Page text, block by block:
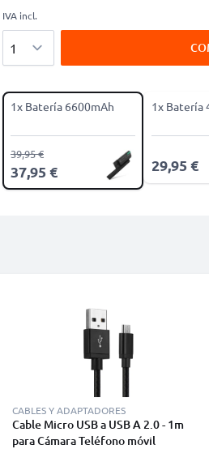
IVA incl.
1x Batería 6600mAh
37,95 €
39,95 €
1x Batería
29,95 €
CABLES Y ADAPTADORES
Cable Micro USB a USB A 2.0 - 1m
para Cámara Teléfono móvil